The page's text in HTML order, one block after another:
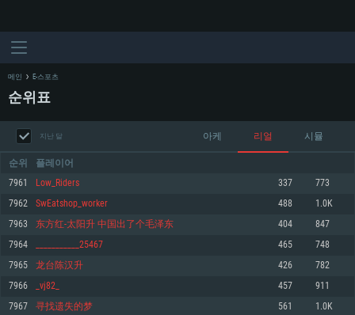
시스템 요구사항
최소사양
최소사양
최소사양
메인 E-스포츠
순위표
지난 달 아케 리얼 시뮬
순위 플레이어
7961 Low_Riders 337 773
7962 SwEatshop_worker 488 1.0K
7963 东方红-太阳升 中国出了个毛泽东 404 847
7964 ___________25467 465 748
7965 龙台陈汉升 426 782
7966 _vj82_ 457 911
7967 寻找遗失的梦 561 1.0K